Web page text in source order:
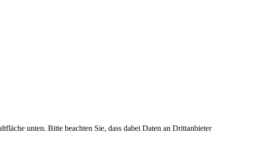
unten. Bitte beachten Sie, dass dabei Daten an Drittanbieter